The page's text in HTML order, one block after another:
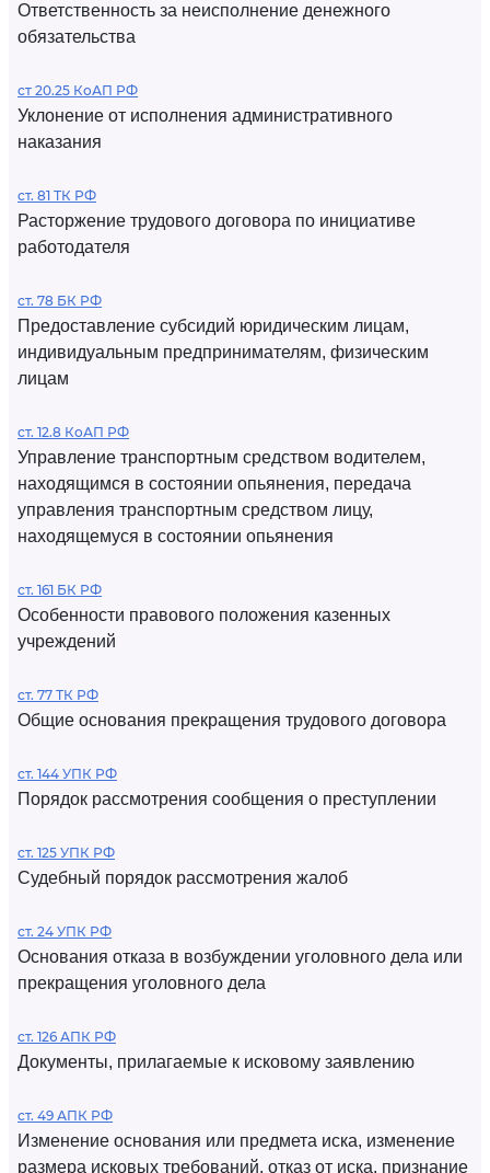
Ответственность за неисполнение денежного
обязательства
ст 20.25 КоАП РФ
Уклонение от исполнения административного
наказания
ст. 81 ТК РФ
Расторжение трудового договора по инициативе
работодателя
ст. 78 БК РФ
Предоставление субсидий юридическим лицам,
индивидуальным предпринимателям, физическим
лицам
ст. 12.8 КоАП РФ
Управление транспортным средством водителем,
находящимся в состоянии опьянения, передача
управления транспортным средством лицу,
находящемуся в состоянии опьянения
ст. 161 БК РФ
Особенности правового положения казенных
учреждений
ст. 77 ТК РФ
Общие основания прекращения трудового договора
ст. 144 УПК РФ
Порядок рассмотрения сообщения о преступлении
ст. 125 УПК РФ
Судебный порядок рассмотрения жалоб
ст. 24 УПК РФ
Основания отказа в возбуждении уголовного дела или
прекращения уголовного дела
ст. 126 АПК РФ
Документы, прилагаемые к исковому заявлению
ст. 49 АПК РФ
Изменение основания или предмета иска, изменение
размера исковых требований, отказ от иска, признание